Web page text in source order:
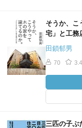
そうか、こ
宅」と工務
田鎖郁男
70
三匹の子ぶ